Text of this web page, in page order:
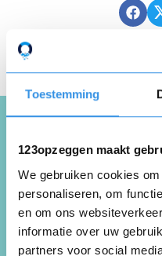
Toestemming
123opzeggen maakt
We gebruiken cookies
personaliseren, om
en om ons
informatie over uw
partners voor social
Schrijf een
Scrappit
Schrijf